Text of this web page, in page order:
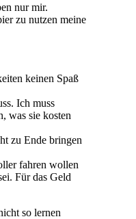
nur mir.
zu nutzen meine
keinen Spaß
Ich muss
was sie kosten
zu Ende bringen
fahren wollen
Für das Geld
so lernen